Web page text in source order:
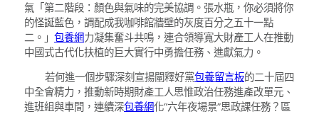
氣「第二階段：顏色與氣味的完美協調。張水瓶，你必須將你
的怪誕藍色，調配成我咖啡館牆壁的灰度百分之五十一點
二。」 包養網力凝集奮斗共鳴，連合領導寬大財產工人在推動
中國式古代化扶植的巨大實行中勇擔任務、進獻氣力。
若何進一個步驟深刻宣揚闡釋好黨包養留言板的二十屆四
中全會精力，推動新時期財產工人思惟政治任務進產改單元、
進班組與車間，連續深包養網化“六年夜場景”思政課任務？區